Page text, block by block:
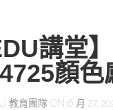
TensorFlow vs. PyTorch：AI
講堂
顏
教育團隊 ON 6 月 27,